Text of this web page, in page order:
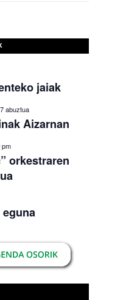
jaiak
abuztua
Aizarnan
pm
orkestraren
eguna